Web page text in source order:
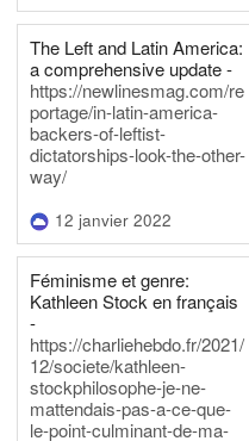
The Left and Latin America:
a comprehensive update -
https://newlinesmag.com/re
portage/in-latin-america-
backers-of-leftist-
dictatorships-look-the-other-
way/
12 janvier 2022
Féminisme et genre:
Kathleen Stock en français
-
https://charliehebdo.fr/2021/
12/societe/kathleen-
stockphilosophe-je-ne-
mattendais-pas-a-ce-que-
le-point-culminant-de-ma-